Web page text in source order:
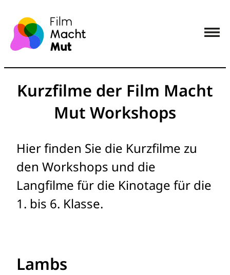
Kurzfilme der Film Macht
Mut Workshops
Hier finden Sie die Kurzfilme zu
den Workshops und die
Langfilme für die Kinotage für die
1. bis 6. Klasse.
Lambs